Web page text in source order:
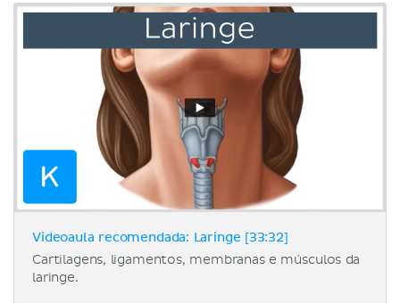
Videoaula recomendada: Laringe [33:32]
Cartilagens, ligamentos, membranas e músculos da
laringe.